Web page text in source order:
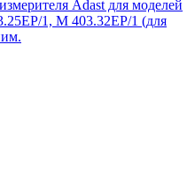
Adast для моделей
1, M 403.32EP/1 (для